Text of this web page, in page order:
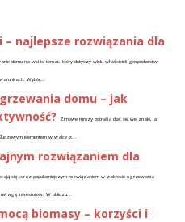
najlepsze rozwiązania dla
domu na wsi to temat, który dotyczy wielu właścicieli gospodarstw
Wybór...
domu – jak
Zimowe mrozy potrafią dać się we znaki, a
elementem w walce z...
rozwiązaniem dla
stają się coraz popularniejszym rozwiązaniem w zakresie ogrzewania
inwestorów. W obliczu...
biomasy – korzyści i